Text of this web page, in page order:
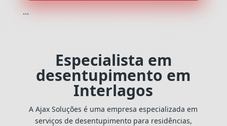
```
Especialista em
desentupimento em
Interlagos
A Ajax Soluções é uma empresa especializada em
serviços de desentupimento para residências,